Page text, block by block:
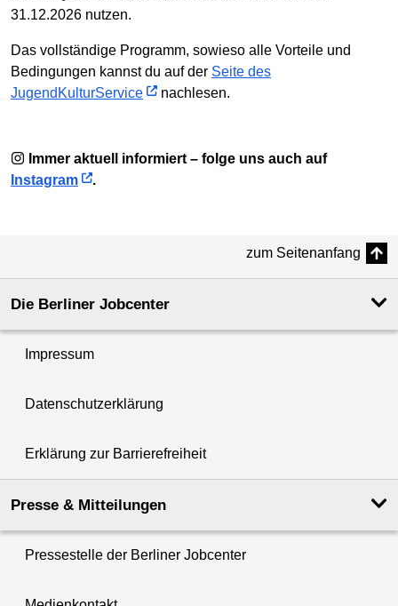
31.12.2026 nutzen.
Das vollständige Programm, sowieso alle Vorteile und
Bedingungen kannst du auf der Seite des
JugendKulturService
nachlesen.
Immer aktuell informiert – folge uns auch auf
Instagram
.
zum Seitenanfang
Die Berliner Jobcenter
Impressum
Datenschutzerklärung
Erklärung zur Barrierefreiheit
Presse & Mitteilungen
Pressestelle der Berliner Jobcenter